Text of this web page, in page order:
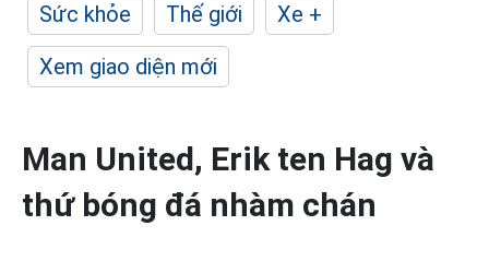
Sức khỏe
Thế giới
Xe +
Xem giao diện mới
Man United, Erik ten Hag và
thứ bóng đá nhàm chán